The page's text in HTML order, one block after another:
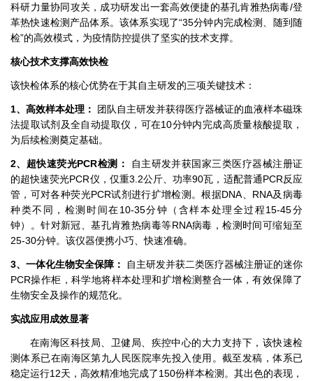
科研力量协同攻关，成功研发出一套高效便捷的基孔肯雅热病毒/登
革热快速检测产品体系。该体系实现了“35分钟内完成检测、随到随
检”的高效模式，为疫情防控提供了坚实的技术支撑。
核心技术支撑高效快检
该快检体系的核心优势在于其自主研发的三项关键技术：
1、高效样本处理：
团队自主研发并获得医疗器械证的血液样本磁珠
法提取试剂及全自动提取仪，可在10分钟内完成高质量核酸提取，
为后续检测奠定基础。
2、超快速荧光PCR检测：
自主研发并获国家三类医疗器械注册证
的超快速荧光PCR仪，仅重3.2公斤、功率90瓦，适配普通PCR反应
管，可对各种荧光PCR试剂进行扩增检测。根据DNA、RNA及病毒
种类不同，检测时间在10-35分钟（含样本处理全过程15-45分
钟）。针对新冠、基孔肯雅热病毒等RNA病毒，检测时间可缩短至
25-30分钟。该仪器便携小巧、快速准确。
3、一体化生物安全保障：
自主研发并获二类医疗器械注册证的迷你
PCR操作柜，科学地将样本处理和扩增检测整合一体，有效保障了
生物安全及操作的规范化。
实战应用成效显著
在南海区科技局、卫健局、疾控中心的大力支持下，该快速检
测体系已在南海区第九人民医院率先投入使用。截至发稿，体系已
稳定运行12天，高效精准地完成了150份样本检测。其出色的表现，